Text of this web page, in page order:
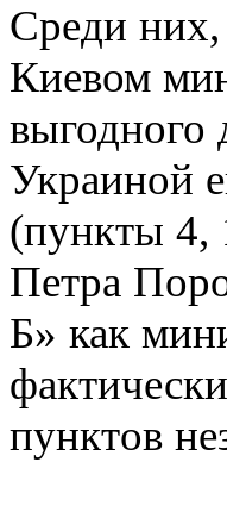
Среди них,
Киевом
выгодного
Украиной
(пункты 4,
Петра
Б» как
пунктов